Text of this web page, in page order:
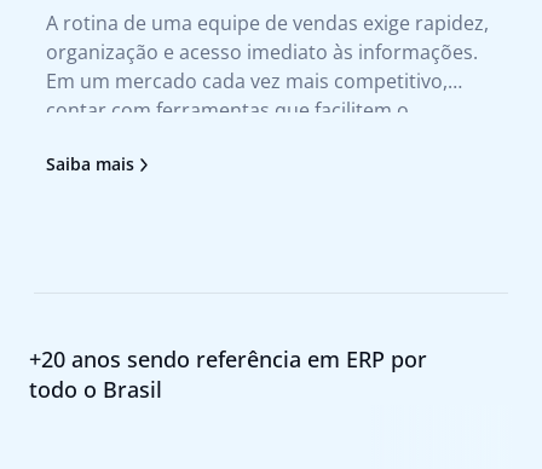
A rotina de uma equipe de vendas exige rapidez,
organização e acesso imediato às informações.
Em um mercado cada vez mais competitivo,
contar com ferramentas que facilitem o
decisão deixou de ser um diferencial para se
Saiba mais
+20 anos sendo referência em ERP por
todo o Brasil